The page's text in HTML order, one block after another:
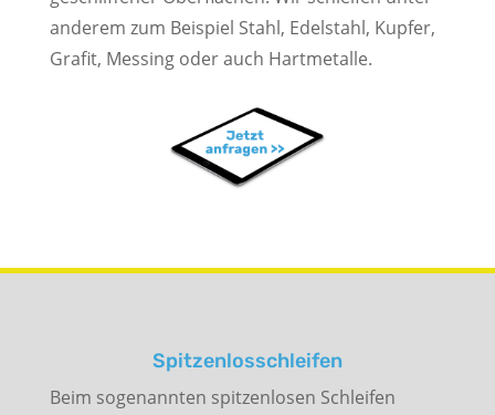
anderem zum Beispiel Stahl, Edelstahl, Kupfer,
Grafit, Messing oder auch Hartmetalle.
Spitzenlosschleifen
Beim sogenannten spitzenlosen Schleifen